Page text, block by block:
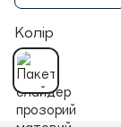
Колір